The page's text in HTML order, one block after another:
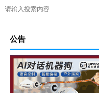
公告